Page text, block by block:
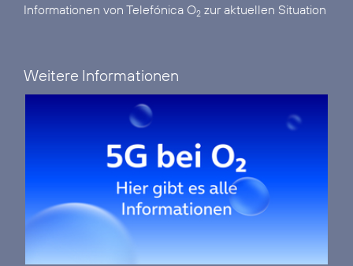
Informationen von Telefónica O2 zur aktuellen Situation
Weitere Informationen